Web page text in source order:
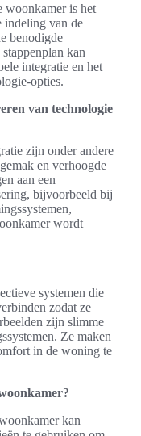
woonkamer is het
indeling van de
benodigde
kan
integratie en het
opties.
van technologie
zijn onder andere
en verhoogde
aan een
bijvoorbeeld bij
wordt
systemen die
zodat ze
zijn slimme
Ze maken
in de woning te
kan